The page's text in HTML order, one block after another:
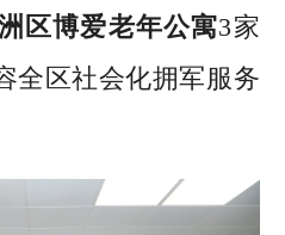
区博爱老年公寓3家
全区社会化拥军服务